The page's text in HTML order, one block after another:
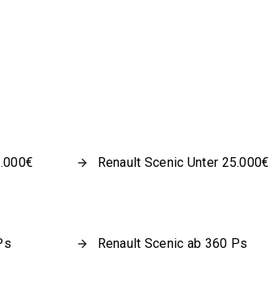
Renault Scenic Unter 25.000€
Renault Scenic ab 360 Ps